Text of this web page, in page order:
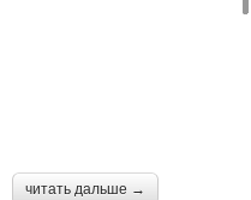
читать дальше →